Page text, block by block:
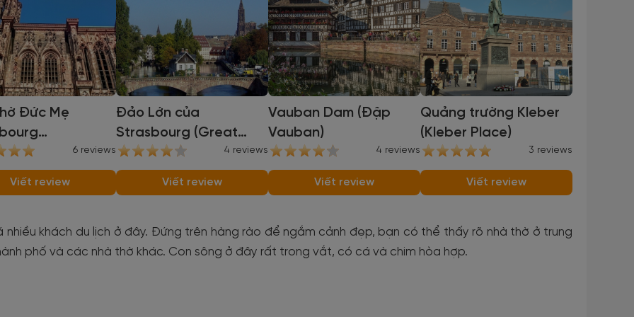
Đức Mẹ
Catheral)
6 reviews
Viết review
Đảo Lớn của
Strasbourg (Great
Island of Strasbourg)
4 reviews
Viết review
Vauban Dam (Đập
Vauban)
4 reviews
Viết review
Quảng trường Kleber
(Kleber Place)
3 reviews
Viết review
nhiều khách du lịch ở đây. Đứng trên hàng rào để ngắm cảnh đẹp, bạn có thể thấy rõ nhà thờ ở trung
phố và các nhà thờ khác. Con sông ở đây rất trong vắt, có cá và chim hòa hợp.